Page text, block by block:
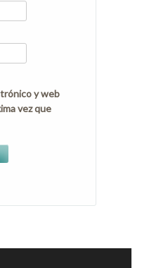
y web
vez que